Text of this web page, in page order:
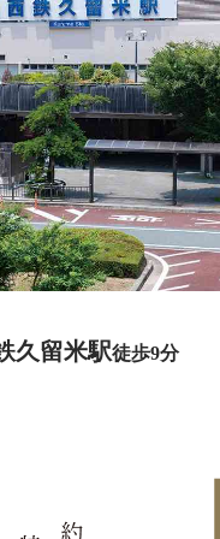
久留米駅徒歩9分